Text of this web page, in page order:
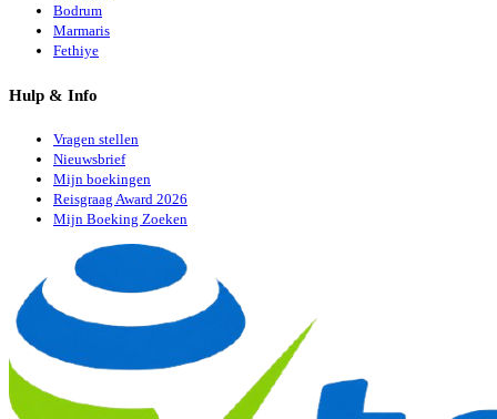
Bodrum
Marmaris
Fethiye
Hulp & Info
Vragen stellen
Nieuwsbrief
Mijn boekingen
Reisgraag Award 2026
Mijn Boeking Zoeken